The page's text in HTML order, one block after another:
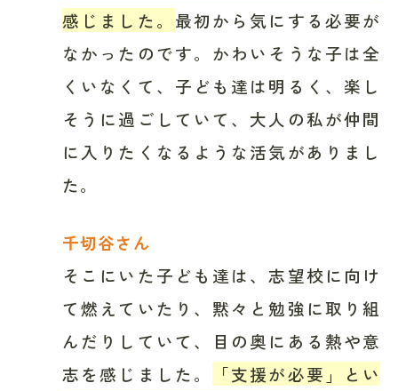
感じました。 最初から気にする必要が
なかったのです。かわいそうな子は全
くいなくて、子ども達は明るく、楽し
そうに過ごしていて、大人の私が仲間
に入りたくなるような活気がありまし
た。
千切谷さん
そこにいた子ども達は、志望校に向け
て燃えていたり、黙々と勉強に取り組
んだりしていて、目の奥にある熱や意
志を感じました。
「支援が必要」とい